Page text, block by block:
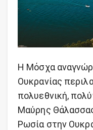
Η Μόσχα
Ουκρανίας
πολυεθνική,
Μαύρης
Ρωσία στην